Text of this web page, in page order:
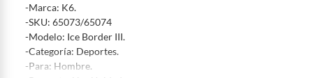
personal, alimentos, bebidas, suplementos, medicamentos,
vitaminas, intangibles, licencias, eléctricos, electrodomésticos,
electrónicos, tecnología, colchones, muebles y máquinas
deportivas.
Para conocer más sobre el derecho de retracto y nuestra política de
-Marca: K6.
-SKU: 65073/65074
-Modelo: Ice Border III.
-Categoría: Deportes.
-Para: Hombre.